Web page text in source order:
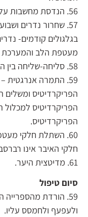
56. הנדסת מחשבות על רגשות העלולים לגרום לפריקרדיטיס.
57. שחרור נדרים
בגלגולים קודמים-
מעטפת הלב והמערכת
58. סליחה-שליחה בין המטופל לפריקרדיטיס.
59. התמרה אנרגטית
הפריקרדיטיס ומשלים
הפריקרדיטיס
הפריקרדיטיס.
60. השתלת חלקי
חלקי האיבר אינו
61. מדיטצית היער.
סיום טיפול
59. הורדת
ולעפעף ולחמסס עליו.